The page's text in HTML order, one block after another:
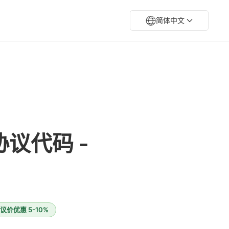
简体中文
议代码 -
价优惠 5-10%